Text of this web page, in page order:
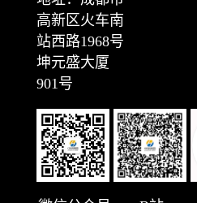
高新区火车南
站西路1968号
坤元盛大厦
901号